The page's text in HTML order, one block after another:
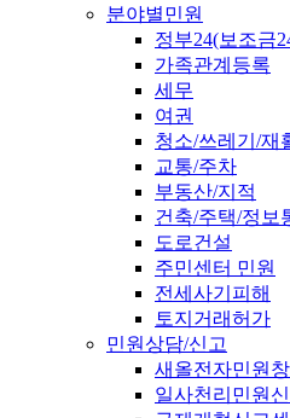
분야별민원
정부24(보조금
가족관계등록
세무
여권
청소/쓰레기/재
교통/주차
부동산/지적
건축/주택/정보
도로건설
주민센터 민원
전세사기피해
토지거래허가
민원상담/신고
새올전자민원
일사천리민원